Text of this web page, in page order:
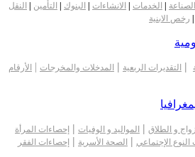
الصناعة الخدمات الانشاءات البنوك التأمين
النقل
رخص الابنية
| التقديرات الربعية | المدخلات والمخرجات |
الأرقام
و الطلاق | المواليد و الوفيات | إحصاءات المرأة
الإجتماعي | الصحة الأسرية | إحصاءات الفقر